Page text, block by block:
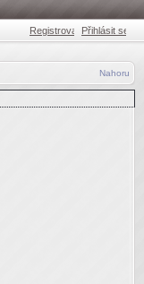
Registrovat •Přihlásit se
Nahoru